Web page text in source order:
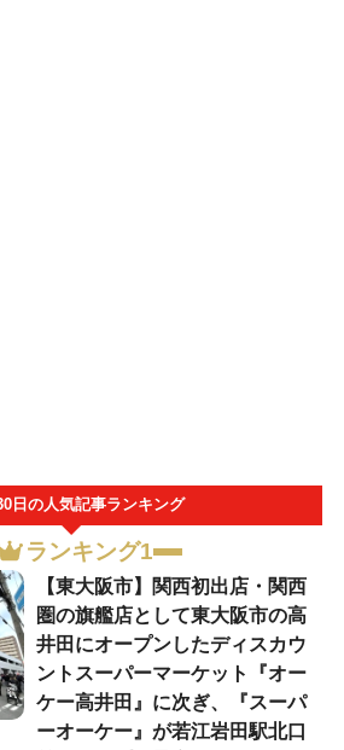
日の人気記事ランキング
ランキング1
【東大阪市】関西初出店・関西
圏の旗艦店として東大阪市の高
井田にオープンしたディスカウ
ントスーパーマーケット『オー
ケー高井田』に次ぎ、『スーパ
ーオーケー』が若江岩田駅北口